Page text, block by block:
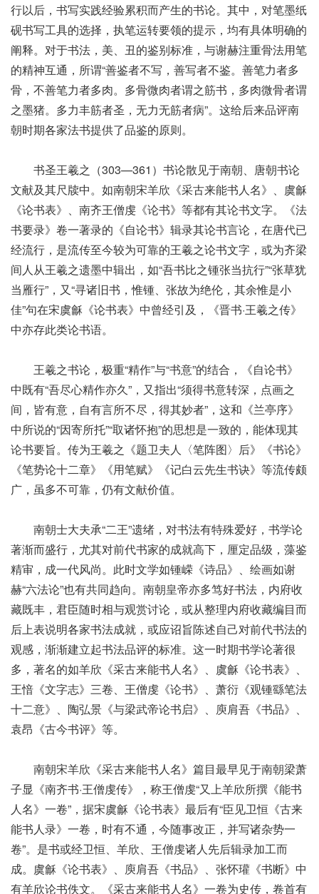
行以后，书写实践经验累积而产生的书论。其中，对笔墨纸
砚书写工具的选择，执笔运转要领的提示，均有具体明确的
阐释。对于书法，美、丑的鉴别标准，与谢赫注重骨法用笔
的精神互通，所谓“善鉴者不写，善写者不鉴。善笔力者多
骨，不善笔力者多肉。多骨微肉者谓之筋书，多肉微骨者谓
之墨猪。多力丰筋者圣，无力无筋者病”。这给后来品评南
朝时期各家法书提供了品鉴的原则。
书圣王羲之（303—361）书论散见于南朝、唐朝书论
文献及其尺牍中。如南朝宋羊欣《采古来能书人名》、虞龢
《论书表》、南齐王僧虔《论书》等都有其论书文字。《法
书要录》卷一著录的《自论书》辑录其论书言论，在唐代已
经流行，是流传至今较为可靠的王羲之论书文字，或为齐梁
间人从王羲之遗墨中辑出，如“吾书比之锺张当抗行”“张草犹
当雁行”，又“寻诸旧书，惟锺、张故为绝伦，其余惟是小
佳”句在宋虞龢《论书表》中曾经引及，《晋书·王羲之传》
中亦存此类论书语。
王羲之书论，极重“精作”与“书意”的结合，《自论书》
中既有“吾尽心精作亦久”，又指出“须得书意转深，点画之
间，皆有意，自有言所不尽，得其妙者”，这和《兰亭序》
中所说的“因寄所托”“取诸怀抱”的思想是一致的，能体现其
论书要旨。传为王羲之《题卫夫人〈笔阵图〉后》《书论》
《笔势论十二章》《用笔赋》《记白云先生书诀》等流传颇
广，虽多不可靠，仍有文献价值。
南朝士大夫承“二王”遗绪，对书法有特殊爱好，书学论
著渐而盛行，尤其对前代书家的成就高下，厘定品级，藻鉴
精审，成一代风尚。此时文学如锺嵘《诗品》、绘画如谢
赫“六法论”也有共同趋向。南朝皇帝亦多笃好书法，内府收
藏既丰，君臣随时相与观赏讨论，或从整理内府收藏编目而
后上表说明各家书法成就，或应诏旨陈述自己对前代书法的
观感，渐渐建立起书法品评的标准。这一时期书学论著很
多，著名的如羊欣《采古来能书人名》、虞龢《论书表》、
王愔《文字志》三卷、王僧虔《论书》、萧衍《观锺繇笔法
十二意》、陶弘景《与梁武帝论书启》、庾肩吾《书品》、
袁昂《古今书评》等。
南朝宋羊欣《采古来能书人名》篇目最早见于南朝梁萧
子显《南齐书·王僧虔传》，称王僧虔“又上羊欣所撰《能书
人名》一卷”，据宋虞龢《论书表》最后有“臣见卫恒《古来
能书人录》一卷，时有不通，今随事改正，并写诸杂势一
卷”。是书或经卫恒、羊欣、王僧虔诸人先后辑录加工而
成。虞龢《论书表》、庾肩吾《书品》、张怀瓘《书断》中
有羊欣论书佚文。《采古来能书人名》一卷为史传，卷首有